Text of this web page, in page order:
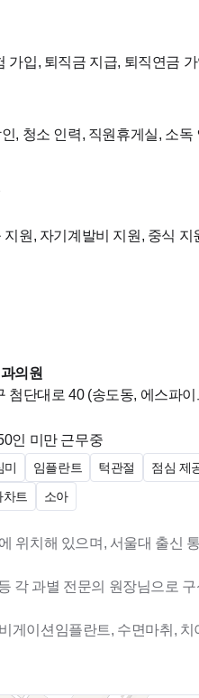
가입, 퇴직금 지급, 퇴직연금
, 청소 인력, 직원휴게실, 소독
원, 자기계발비 지원, 중식 지
의원
첨단대로 40 (송도동, 에스파
인 미만근무중
미 임플란트 턱관절 점심 제
차트 소아
위치해 있으며, 서울대 출신
각 과별 전문의 원장님으로
게이션임플란트, 수면마취, 치
를 배울 수 있으며